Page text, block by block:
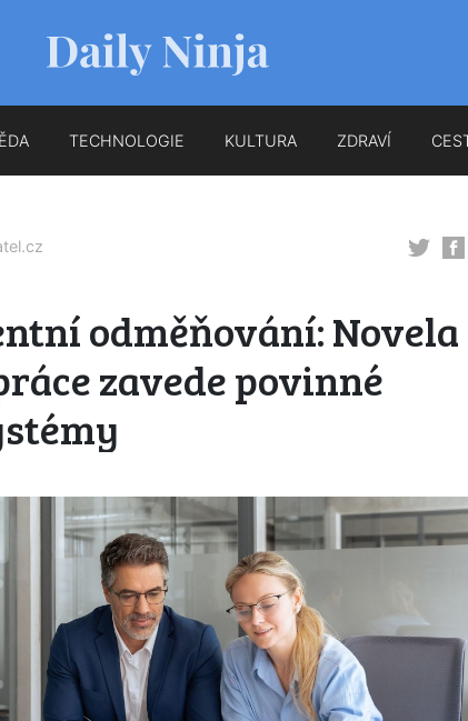
TECHNOLOGIE KULTURA ZDRAVÍ
odměňování: Novela
zavede povinné